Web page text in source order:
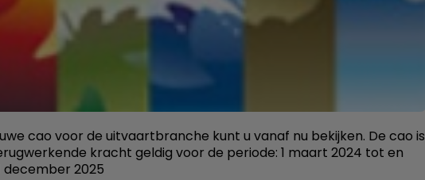
cao voor de uitvaartbranche kunt u vanaf nu bekijken. De cao is
kracht geldig voor de periode: 1 maart 2024 tot en
december 2025